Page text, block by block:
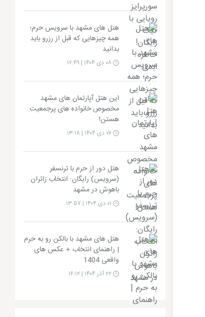
هتل های مشهد با سرویس حرم؛
همه چیزهایی که قبل از رزرو باید
بدانید
این هتل آپارتمان های مشهد
مخصوص خانواده های پرجمعیت
هستن!
هتل دور از حرم با ترنسفر
(سرویس) رایگان: انتخاب زائران
باهوش در مشهد
هتل های مشهد با بالکن رو به حرم
| راهنمای انتخاب + عکس های
واقعی 1404
۲۲ آذر ۱۴۰۴ | ۱۶:۱۲